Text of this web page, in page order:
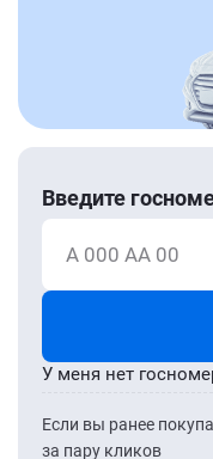
Введите
А 000 АА 00
Если вы ранее
за пару кликов
У меня нет